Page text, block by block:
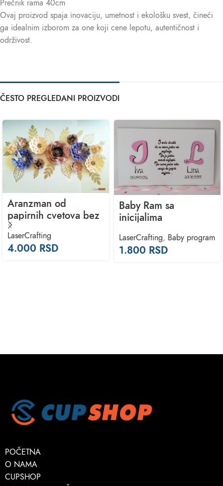
Prečnik rama 40cm
Ovaj proizvod spaja inovaciju, umetnost i ekološku svest, čineći
ga idealnim izborom za one koji cene lepotu, autentičnost i
održivost.
ČESTO PREGLEDANI PROIZVODI
Aranzman od
papirnih cvetova bez
LaserCrafting
4.000 RSD
Baby Ram sa
inicijalima
LaserCrafting, Baby program
1.800 RSD
POČETNA
O NAMA
CUPSHOP